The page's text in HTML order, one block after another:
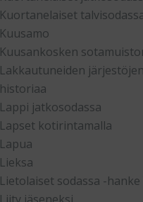
Kuortanelaiset
Kuusamo
Kuusankosken
Lakkautuneiden järjestöjen
historiaa
Lappi jatkosodassa
Lapset kotirintamalla
Lapua
Lieksa
Lietolaiset sodassa -hanke